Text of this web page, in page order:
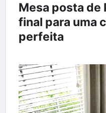
Mesa posta de
final para uma
perfeita